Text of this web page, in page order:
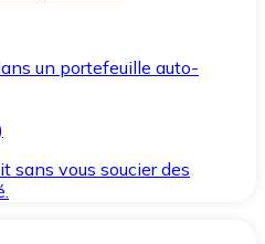
un portefeuille auto-
sans vous soucier des